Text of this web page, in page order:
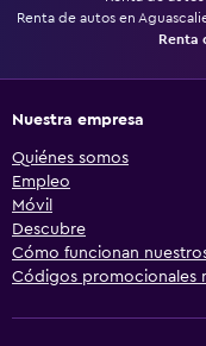
Renta de autos en
Renta
Nuestra empresa
Quiénes somos
Empleo
Móvil
Descubre
Cómo funcionan
Códigos promocionales